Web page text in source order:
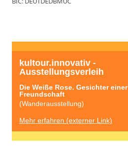
kultour.innovativ -
Ausstellungsverleih
Die Weiße Rose. Gesichter einer
Freundschaft
(Wanderausstellung)
Mehr erfahren (externer Link)